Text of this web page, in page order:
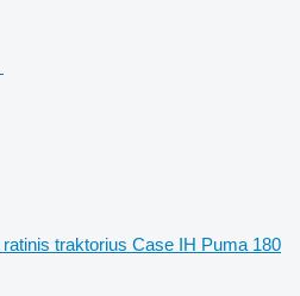
ratinis traktorius Case IH Puma 180